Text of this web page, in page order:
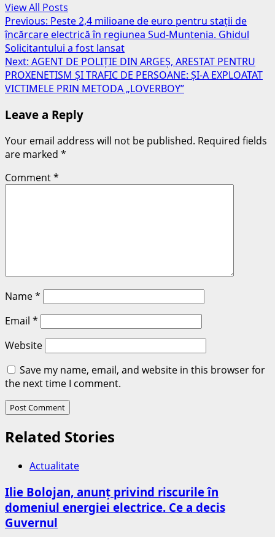
View All Posts
Post
navigation
Previous: Peste 2,4 milioane de euro pentru stații de
încărcare electrică în regiunea Sud-Muntenia. Ghidul
Solicitantului a fost lansat
Next: AGENT DE POLIȚIE DIN ARGEȘ, ARESTAT PENTRU
PROXENETISM ȘI TRAFIC DE PERSOANE: ȘI-A EXPLOATAT
VICTIMELE PRIN METODA „LOVERBOY”
Leave a Reply
Your email address will not be published. Required fields
are marked *
Comment*
Name*
Email *
Website
Save my name, email, and website in this browser for
the next time I comment.
Related Stories
Actualitate
Ilie Bolojan, anunț privind riscurile în
domeniul energiei electrice. Ce a decis
Guvernul